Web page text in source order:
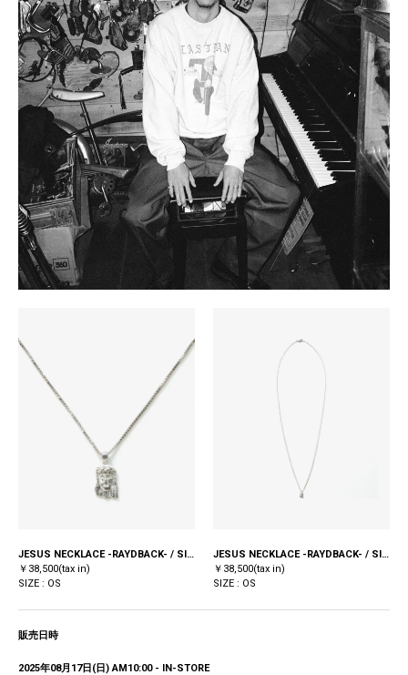
JESUS NECKLACE -RAYDBACK- / SILVER
￥38,500(tax in)
SIZE : OS
JESUS NECKLACE -RAYDBACK- / SILVER
￥38,500(tax in)
SIZE : OS
販売日時
2025年08月17日(日) AM10:00 - IN-STORE